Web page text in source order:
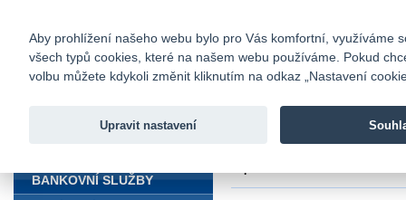
Fio banka
Fio banka
BANKOVNÍ SLUŽBY
Aby prohlížení našeho webu bylo pro Vás komfortní, využíváme
všech typů cookies, které na našem webu používáme. Pokud
volbu můžete kdykoli změnit kliknutím na odkaz „Nastavení
Upravit nastavení